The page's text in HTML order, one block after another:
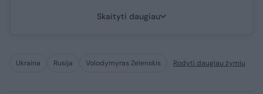
Skaityti daugiau
Ukraina Rusija Volodymyras Zelenskis Rodyti daugiau žymių